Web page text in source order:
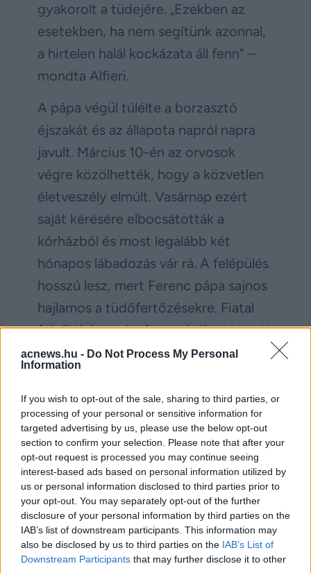
acnews.hu - Do Not Process My Personal
Information
If you wish to opt-out of the sale, sharing to third parties, or
processing of your personal or sensitive information for
targeted advertising by us, please use the below opt-out
section to confirm your selection. Please note that after your
opt-out request is processed you may continue seeing
interest-based ads based on personal information utilized by
us or personal information disclosed to third parties prior to
your opt-out. You may separately opt-out of the further
disclosure of your personal information by third parties on the
IAB’s list of downstream participants. This information may
also be disclosed by us to third parties on the IAB’s List of
Downstream Participants that may further disclose it to other
gyakorolt ​​a tüdejére. „Ezekben az
esetekben, ha nem segítünk azonnal,
a hirtelen halál kockázata áll fenn” –
mondta Alfieri.
A pápa végül túlélte a borzasztó
éjszakát és az állapota napról napra
javult. Március 10-én az orvosok
végre közölhették, hogy a közvetlen
életveszély elmúlt. Vasárnap ezért
saját kérésére elbocsátották a
kórházból és most legalább két
hónapos lábadozás vár rá. A felépülés
hosszú lesz, mert Ferenc pápa sajnos
hajlamos a tüdőfertőzésekre. Fiatal
felnőttként még Argentínában kapott
mellhártyagyulladást, emiatt pedig
úton eltávolították.
Facebook Twitter
Reddit Telegram
Email
Hirdetés